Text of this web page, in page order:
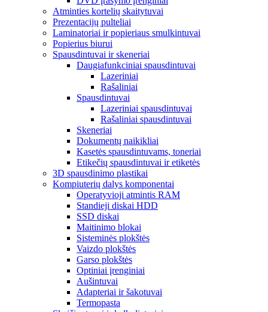
Atminties kortelių skaitytuvai
Prezentacijų pulteliai
Laminatoriai ir popieriaus smulkintuvai
Popierius biurui
Spausdintuvai ir skeneriai
Daugiafunkciniai spausdintuvai
Lazeriniai
Rašaliniai
Spausdintuvai
Lazeriniai spausdintuvai
Rašaliniai spausdintuvai
Skeneriai
Dokumentų naikikliai
Kasetės spausdintuvams, toneriai
Etikečių spausdintuvai ir etiketės
3D spausdinimo plastikai
Kompiuterių dalys komponentai
Operatyvioji atmintis RAM
Standieji diskai HDD
SSD diskai
Maitinimo blokai
Sisteminės plokštės
Vaizdo plokštės
Garso plokštės
Optiniai įrenginiai
Aušintuvai
Adapteriai ir šakotuvai
Termopasta